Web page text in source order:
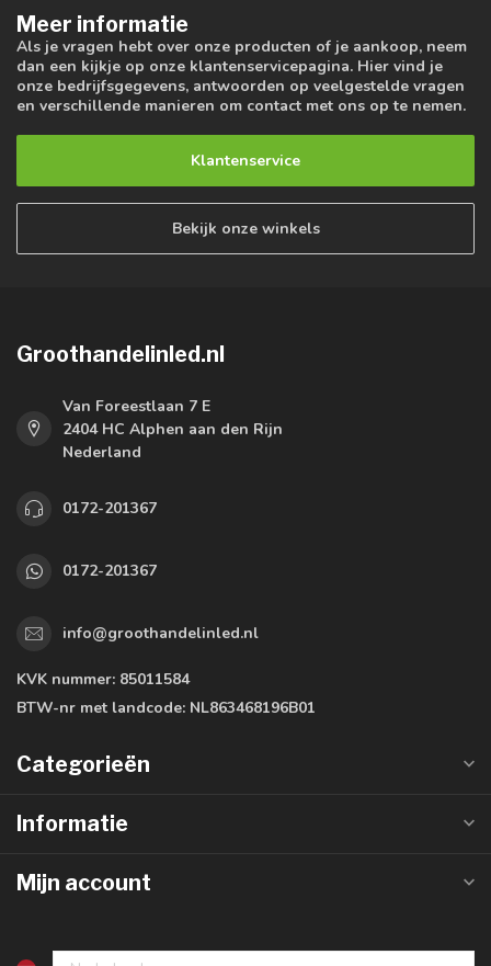
Meer informatie
Als je vragen hebt over onze producten of je aankoop, neem
dan een kijkje op onze klantenservicepagina. Hier vind je
onze bedrijfsgegevens, antwoorden op veelgestelde vragen
en verschillende manieren om contact met ons op te nemen.
Klantenservice
Bekijk onze winkels
Groothandelinled.nl
Van Foreestlaan 7 E
2404 HC Alphen aan den Rijn
Nederland
0172-201367
0172-201367
info@groothandelinled.nl
KVK nummer: 85011584
BTW-nr met landcode: NL863468196B01
Categorieën
Informatie
Mijn account